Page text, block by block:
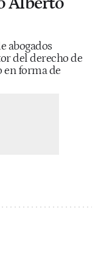
abogados
del derecho de
forma de